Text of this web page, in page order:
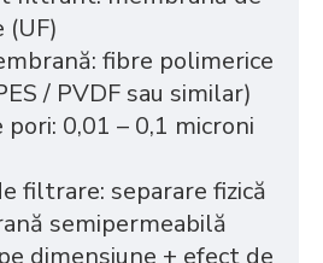
fibre polimerice
/ PVDF sau similar)
pori: 0,01 – 0,1 microni
filtrare: separare fizică
semipermeabilă
dimensiune + efect de